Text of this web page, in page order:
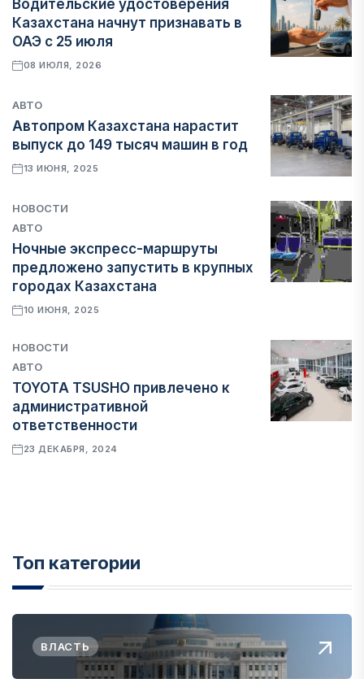
Водительские удостоверения
Казахстана начнут признавать в
ОАЭ с 25 июля
08 ИЮЛЯ, 2026
АВТО
Автопром Казахстана нарастит
выпуск до 149 тысяч машин в год
13 ИЮНЯ, 2025
НОВОСТИ
АВТО
Ночные экспресс-маршруты
предложено запустить в крупных
городах Казахстана
10 ИЮНЯ, 2025
НОВОСТИ
АВТО
TOYOTA TSUSHO привлечено к
административной
ответственности
23 ДЕКАБРЯ, 2024
Топ категории
ВЛАСТЬ